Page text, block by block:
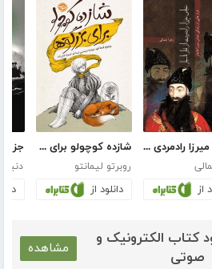
عباس میرزا رادمردی از تبار قاجار
از
شازده کوچولو برای بزرگترها
روبرتو لیمانتو
دانلود از
کتاب الکترونیک و
صوتی
مشاهده